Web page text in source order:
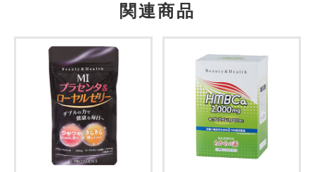
関連商品